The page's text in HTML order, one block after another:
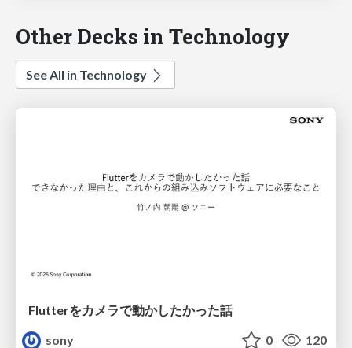
Other Decks in Technology
See All in Technology
Flutterをカメラで動かしたかった話
sony
0 120